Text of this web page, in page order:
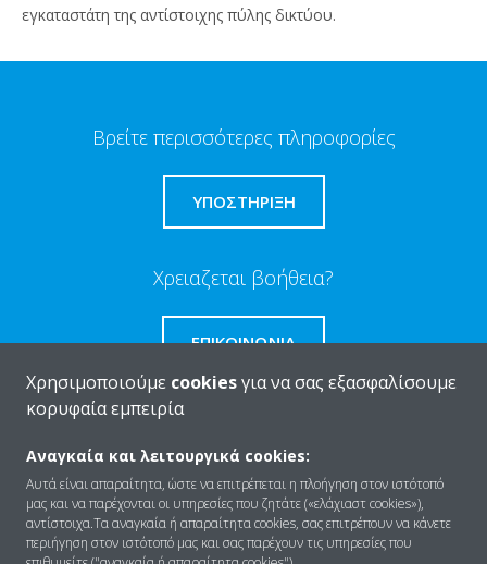
εγκαταστάτη της αντίστοιχης πύλης δικτύου.
Βρείτε περισσότερες πληροφορίες
ΥΠΟΣΤΗΡΙΞΗ
Χρειαζεται βοήθεια?
ΕΠΙΚΟΙΝΩΝΊΑ
Ποιοι είμαστε
Λύσεις
Χρησιμοποιούμε cookiesγια να σας εξασφαλίσουμε
κορυφαία εμπειρία
Αναγκαία και λειτουργικά cookies:
Αυτά είναι απαραίτητα, ώστε να επιτρέπεται η πλοήγηση στον ιστότοπό
μας και να παρέχονται οι υπηρεσίες που ζητάτε («ελάχιαστ cookies»),
αντίστοιχα.Τα αναγκαία ή απαραίτητα cookies, σας επιτρέπουν να κάνετε
περιήγηση στον ιστότοπό μας και σας παρέχουν τις υπηρεσίες που